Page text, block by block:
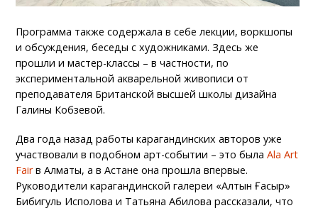
Программа также содержала в себе лекции, воркшопы
и обсуждения, беседы с художниками. Здесь же
прошли и мастер-классы – в частности, по
экспериментальной акварельной живописи от
преподавателя Британской высшей школы дизайна
Галины Кобзевой.
Два года назад работы карагандинских авторов уже
участвовали в подобном арт-событии – это былаAla Art
Fairв Алматы, а в Астане она прошла впервые.
Руководители карагандинской галереи «Алтын Ғасыр»
Бибигуль Исполова и Татьяна Абилова рассказали, что